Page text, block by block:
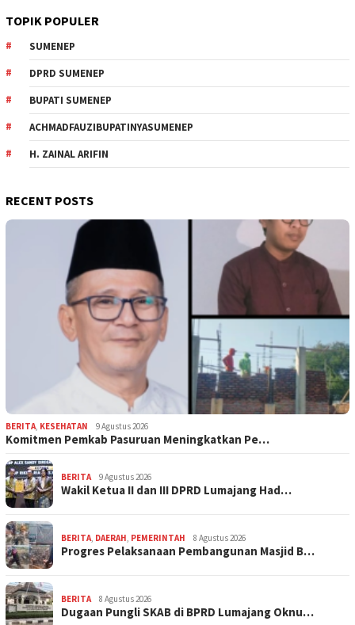
TOPIK POPULER
SUMENEP
DPRD SUMENEP
BUPATI SUMENEP
ACHMADFAUZIBUPATINYASUMENEP
H. ZAINAL ARIFIN
RECENT POSTS
BERITA KESEHATAN 9 Agustus 2026
Komitmen Pemkab Pasuruan Meningkatkan Pe…
BERITA 9 Agustus 2026
Wakil Ketua II dan III DPRD Lumajang Had…
BERITA DAERAH PEMERINTAH 8 Agustus 2026
Progres Pelaksanaan Pembangunan Masjid B…
BERITA 8 Agustus 2026
Dugaan Pungli SKAB di BPRD Lumajang Oknu…